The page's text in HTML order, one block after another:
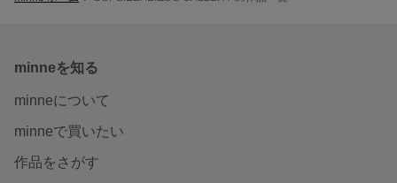
minneを知る
minneについて
minneで買いたい
作品をさがす